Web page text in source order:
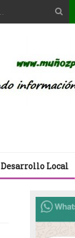
Desarrollo Local